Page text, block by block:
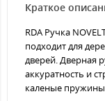
Краткое
RDA Ручка
подходит для
дверей. Дверная
аккуратность и
каленые пружины